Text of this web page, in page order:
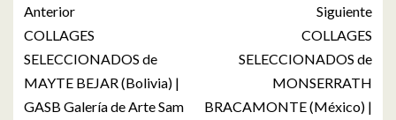
Anterior
COLLAGES
SELECCIONADOS de
MAYTE BEJAR (Bolivia) |
GASB Galería de Arte Sam
Siguiente
COLLAGES
SELECCIONADOS de
MONSERRATH
BRACAMONTE (México) |